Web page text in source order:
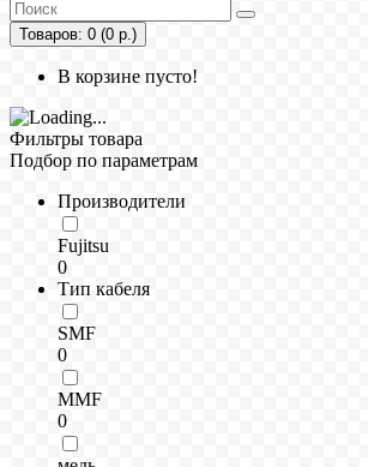
Товаров: 0 (0 р.)
В корзине пусто!
Фильтры товара
Подбор по параметрам
Производители
Fujitsu
0
Тип кабеля
SMF
0
MMF
0